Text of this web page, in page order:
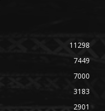
11298
7449
7000
3183
2901